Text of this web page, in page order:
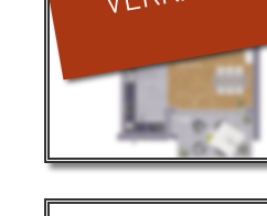
9,08 m²
Schlafen |
19,96
m²
Kind
13,42
m²
Lage im Haus